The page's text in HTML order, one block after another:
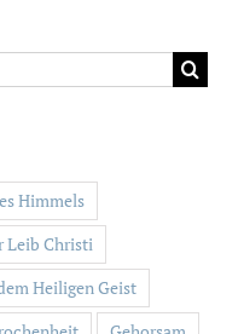
Himmels
Leib Christi
Heiligen Geist